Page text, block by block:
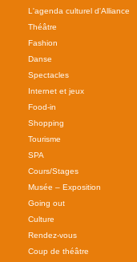
L'agenda culturel d'Alliance
Théâtre
Fashion
Danse
Spectacles
Internet et jeux
Food-in
Shopping
Tourisme
SPA
Cours/Stages
Musée – Exposition
Going out
Culture
Rendez-vous
Coup de théâtre